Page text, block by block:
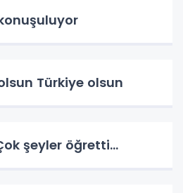
Türkiye olsun
şeyler öğretti…